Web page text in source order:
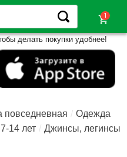
shopping_cart
делать покупки удобнее!
повседневная
Одежда
14 лет
Джинсы, легинсы